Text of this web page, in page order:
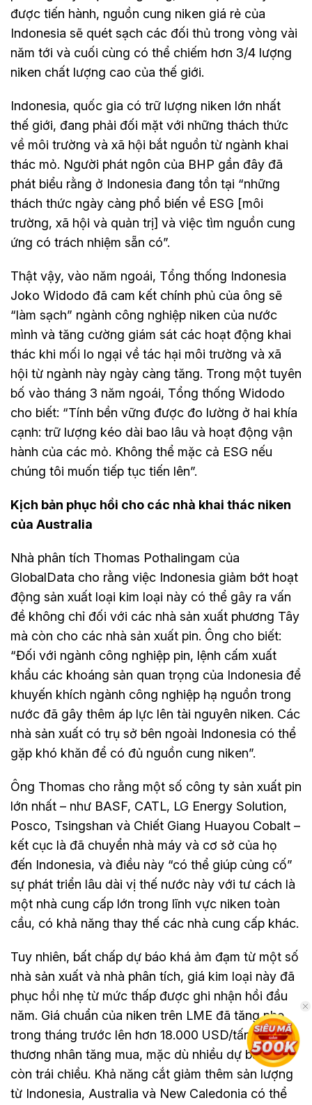
được tiến hành, nguồn cung niken giá rẻ của
Indonesia sẽ quét sạch các đối thủ trong vòng vài
năm tới và cuối cùng có thể chiếm hơn 3/4 lượng
niken chất lượng cao của thế giới.
Indonesia, quốc gia có trữ lượng niken lớn nhất
thế giới, đang phải đối mặt với những thách thức
về môi trường và xã hội bắt nguồn từ ngành khai
thác mỏ. Người phát ngôn của BHP gần đây đã
phát biểu rằng ở Indonesia đang tồn tại “những
thách thức ngày càng phổ biến về ESG [môi
trường, xã hội và quản trị] và việc tìm nguồn cung
ứng có trách nhiệm sẵn có”.
Thật vậy, vào năm ngoái, Tổng thống Indonesia
Joko Widodo đã cam kết chính phủ của ông sẽ
“làm sạch” ngành công nghiệp niken của nước
mình và tăng cường giám sát các hoạt động khai
thác khi mối lo ngại về tác hại môi trường và xã
hội từ ngành này ngày càng tăng. Trong một tuyên
bố vào tháng 3 năm ngoái, Tổng thống Widodo
cho biết: “Tính bền vững được đo lường ở hai khía
cạnh: trữ lượng kéo dài bao lâu và hoạt động vận
hành của các mỏ. Không thể mặc cả ESG nếu
chúng tôi muốn tiếp tục tiến lên”.
Kịch bản phục hồi cho các nhà khai thác niken
của Australia
Nhà phân tích Thomas Pothalingam của
GlobalData cho rằng việc Indonesia giảm bớt hoạt
động sản xuất loại kim loại này có thể gây ra vấn
đề không chỉ đối với các nhà sản xuất phương Tây
mà còn cho các nhà sản xuất pin. Ông cho biết:
“Đối với ngành công nghiệp pin, lệnh cấm xuất
khẩu các khoáng sản quan trọng của Indonesia để
khuyến khích ngành công nghiệp hạ nguồn trong
nước đã gây thêm áp lực lên tài nguyên niken. Các
nhà sản xuất có trụ sở bên ngoài Indonesia có thể
gặp khó khăn để có đủ nguồn cung niken”.
Ông Thomas cho rằng một số công ty sản xuất pin
lớn nhất – như BASF, CATL, LG Energy Solution,
Posco, Tsingshan và Chiết Giang Huayou Cobalt –
kết cục là đã chuyển nhà máy và cơ sở của họ
đến Indonesia, và điều này “có thể giúp củng cố”
sự phát triển lâu dài vị thế nước này với tư cách là
một nhà cung cấp lớn trong lĩnh vực niken toàn
cầu, có khả năng thay thế các nhà cung cấp khác.
Tuy nhiên, bất chấp dự báo khá ảm đạm từ một số
nhà sản xuất và nhà phân tích, giá kim loại này đã
phục hồi nhẹ từ mức thấp được ghi nhận hồi đầu
năm. Giá chuẩn của niken trên LME đã tăng nhẹ
trong tháng trước lên hơn 18.000 USD/tấn do các
thương nhân tăng mua, mặc dù nhiều dự báo vẫn
còn trái chiều. Khả năng cắt giảm thêm sản lượng
từ Indonesia, Australia và New Caledonia có thể